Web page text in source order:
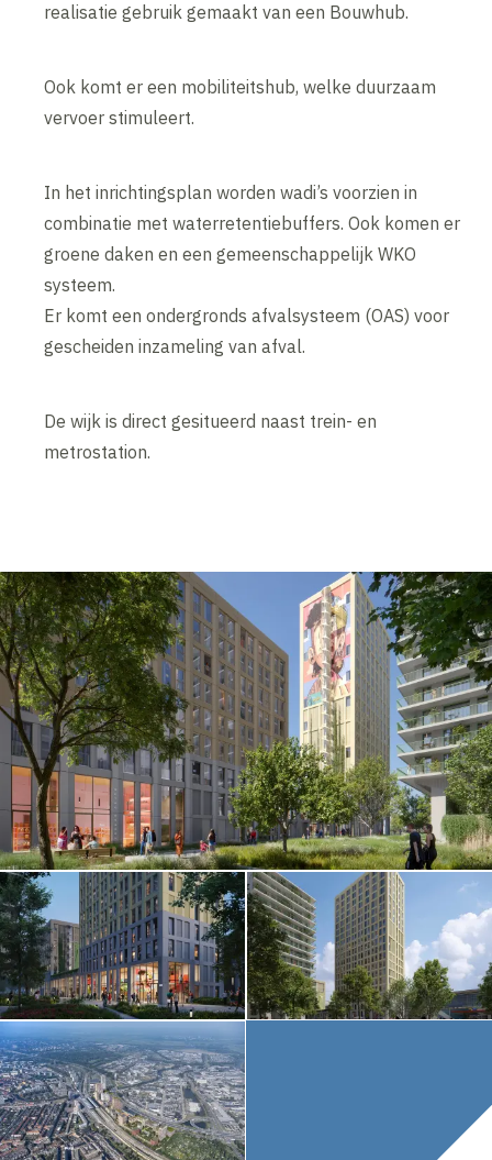
realisatie gebruik gemaakt van een Bouwhub.
Ook komt er een mobiliteitshub, welke duurzaam
vervoer stimuleert.
In het inrichtingsplan worden wadi’s voorzien in
combinatie met waterretentiebuffers. Ook komen er
groene daken en een gemeenschappelijk WKO
systeem.
Er komt een ondergronds afvalsysteem (OAS) voor
gescheiden inzameling van afval.
De wijk is direct gesitueerd naast trein- en
metrostation.